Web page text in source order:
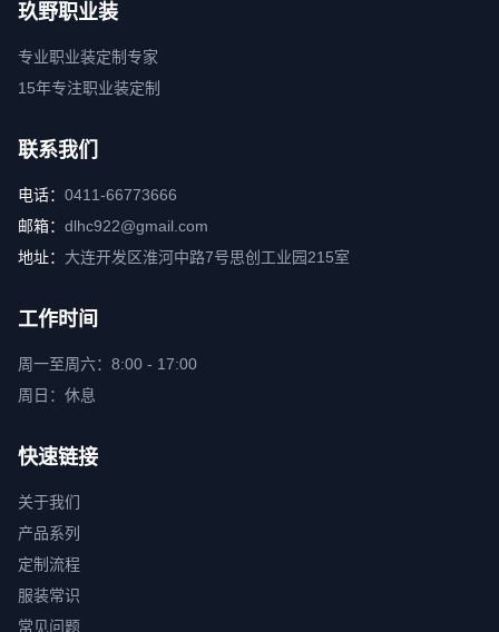
玖野职业装
专业职业装定制专家
15年专注职业装定制
联系我们
电话： 0411-66773666
邮箱： dlhc922@gmail.com
地址： 大连开发区淮河中路7号思创工业园215室
工作时间
周一至周六：8:00 - 17:00
周日：休息
快速链接
关于我们
产品系列
定制流程
服装常识
常见问题